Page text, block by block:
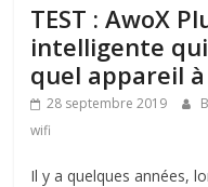
TEST : AwoX
intelligente
quel appareil
28 septembre 2019
wifi
Il y a quelques années,